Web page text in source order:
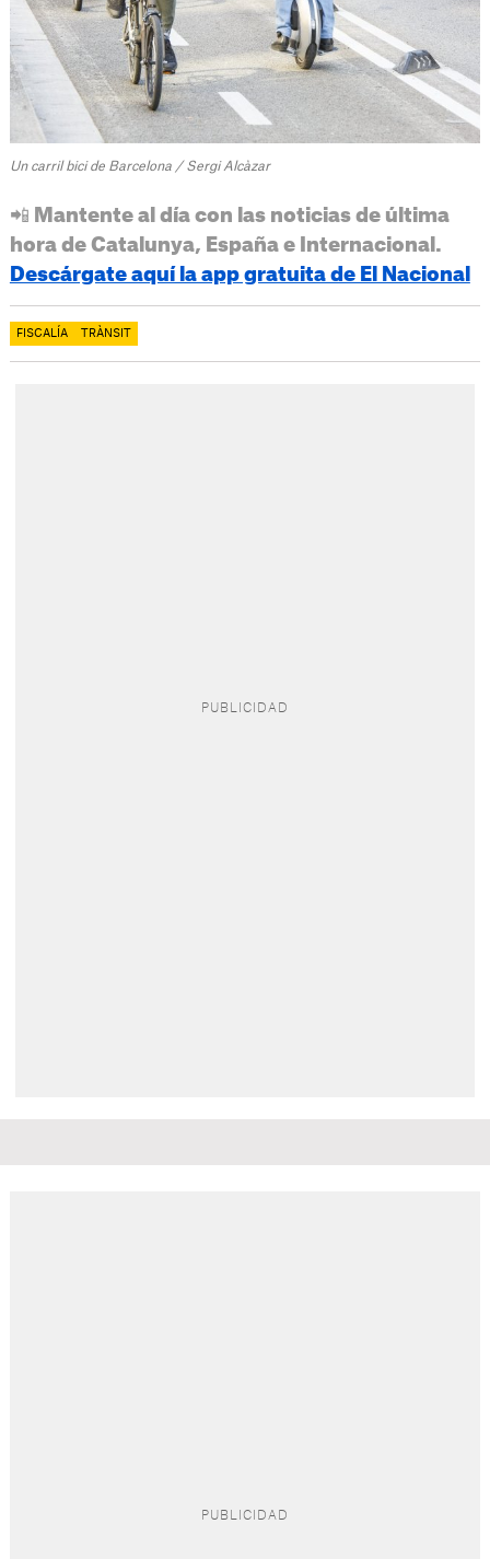
Un carril bici de Barcelona / Sergi Alcàzar
📲 Mantente al día con las noticias de última
hora de Catalunya, España e Internacional.
Descárgate aquí la app gratuita de El Nacional
FISCALÍA TRÀNSIT